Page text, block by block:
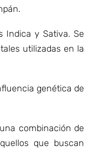
Indica y Sativa. Se
utilizadas en la
genética de
combinación de
que buscan